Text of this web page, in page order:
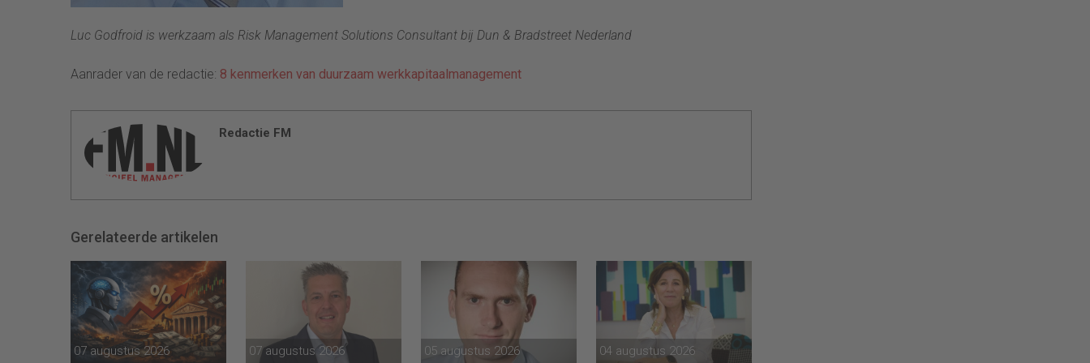
Luc Godfroid is werkzaam als Risk Management Solutions Consultant bij Dun & Bradstreet Nederland
Aanrader van de redactie: 8 kenmerken van duurzaam werkkapitaalmanagement
Redactie FM
Gerelateerde artikelen
07 augustus 2026 07 augustus 2026 05 augustus 2026 04 augustus 2026